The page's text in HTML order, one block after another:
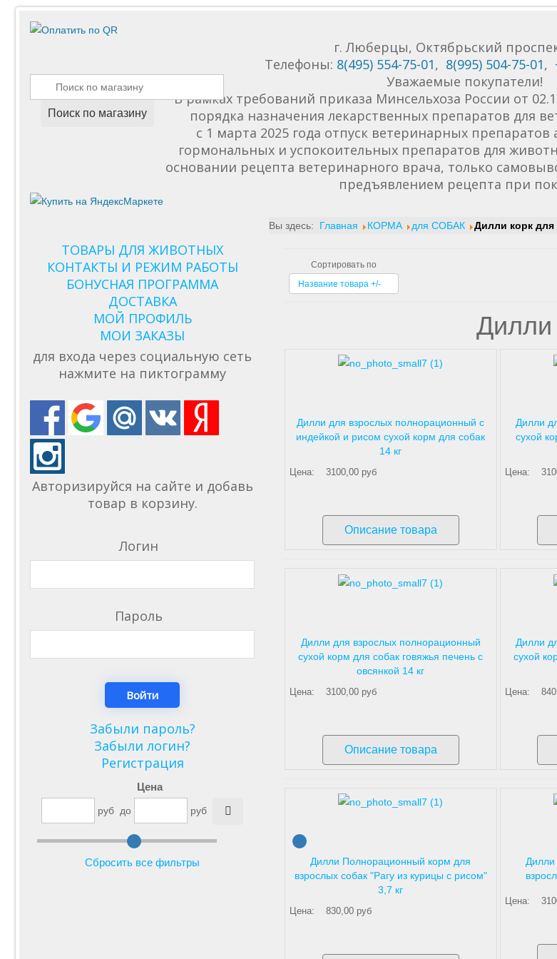
Поиск по магазину
г. Люберцы, Октябрьский
Телефоны: 8(495) 554-75-01, 8(995) 504-75-01,
Уважаемые покупатели!
В рамках требований приказа Минсельхоза России от
порядка назначения лекарственных препаратов для
с 1 марта 2025 года отпуск ветеринарных
гормональных и успокоительных препаратов для
основании рецепта ветеринарного врача, только
предъявлением рецепта при
Вы здесь: Главная КОРМА для СОБАК Дилли корк для
ТОВАРЫ ДЛЯ ЖИВОТНЫХ
КОНТАКТЫ И РЕЖИМ РАБОТЫ
БОНУСНАЯ ПРОГРАММА
ДОСТАВКА
МОЙ ПРОФИЛЬ
МОИ ЗАКАЗЫ
для входа через социальную сеть
нажмите на пиктограмму
Авторизируйся на сайте и добавь
товар в корзину.
Логин
Пароль
Забыли пароль?
Забыли логин?
Регистрация
Цена
руб до руб
Сбросить все фильтры
Сортировать по
Название товара +/-
Дилли
Дилли для взрослых полнорационный с
индейкой и рисом сухой корм для собак
14 кг
Цена: 3100,00 руб
Описание товара
Дилли
сухой
Цена:
Дилли для взрослых полнорационный
сухой корм для собак говяжья печень с
овсянкой 14 кг
Цена: 3100,00 руб
Описание товара
Дилли
сухой
Цена:
Дилли Полнорационный корм для
взрослых собак "Рагу из курицы с рисом"
3,7 кг
Цена: 830,00 руб
Цена: